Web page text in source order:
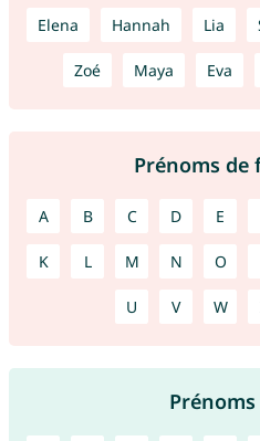
Elena Hannah Lia
Zoé Maya Eva
Prénoms de
A B C D E
K L M N O
U V W
Prénoms